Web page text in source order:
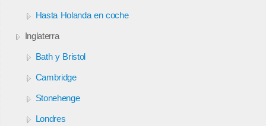
Hasta Holanda en coche
Inglaterra
Bath y Bristol
Cambridge
Stonehenge
Londres